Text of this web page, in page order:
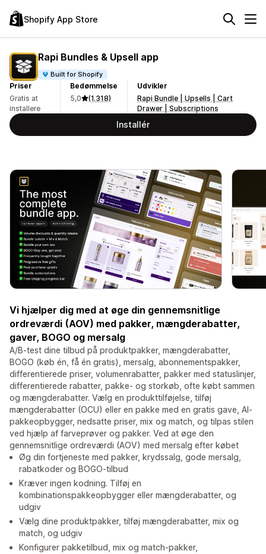
Shopify App Store
Rapi Bundles & Upsell app
Built for Shopify
Priser
Gratis at
installere
Bedømmelse
5,0
(1.318)
Udvikler
Rapi Bundle | Upsells | Cart
Drawer | Subscriptions
Installér
Vi hjælper dig med at øge din gennemsnitlige
ordreværdi (AOV) med pakker, mængderabatter,
gaver, BOGO og mersalg
A/B-test dine tilbud på produktpakker, mængderabatter,
BOGO (køb én, få én gratis), mersalg, abonnementspakker,
differentierede priser, volumenrabatter, pakker med statuslinjer,
differentierede rabatter, pakke- og storkøb, ofte købt sammen
og mængderabatter. Vælg en produkttilføjelse, tilføj
mængderabatter (OCU) eller en pakke med en gratis gave, AI-
pakkeopbygger, nedsatte priser, mix og match, og tilpas stilen
ved hjælp af farveprøver og pakker. Ved at øge den
gennemsnitlige ordreværdi (AOV) med mersalg efter købet
Øg din fortjeneste med pakker, krydssalg, gode mersalg,
rabatkoder og BOGO-tilbud
Kræver ingen kodning. Tilføj en
kombinationspakkeopbygger eller mængderabatter, og
udgiv
Vælg dine produktpakker, tilføj mængderabatter, mix og
match, og udgiv
Konfigurer pakketilbud, mix og match-pakker,